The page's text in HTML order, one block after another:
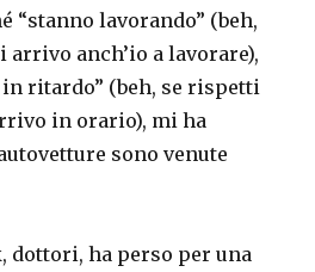
“stanno lavorando” (beh,
anch’io a lavorare),
ritardo” (beh, se rispetti
in orario), mi ha
sono venute
dottori, ha perso per una